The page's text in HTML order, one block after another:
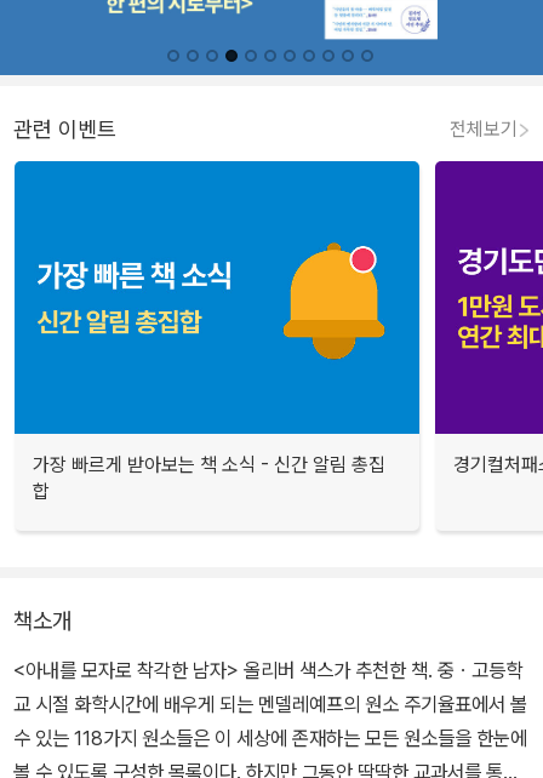
관련 이벤트 전체보기
가장 빠르게 받아보는 책 소식 - 신간 알림 총집
합
경기컬처
책소개
<아내를 모자로 착각한 남자> 올리버 색스가 추천한 책. 중ㆍ고등학
교 시절 화학시간에 배우게 되는 멘델레예프의 원소 주기율표에서 볼
수 있는 118가지 원소들은 이 세상에 존재하는 모든 원소들을 한눈에
볼 수 있도록 구성한 목록이다. 하지만 그동안 딱딱한 교과서를 통해